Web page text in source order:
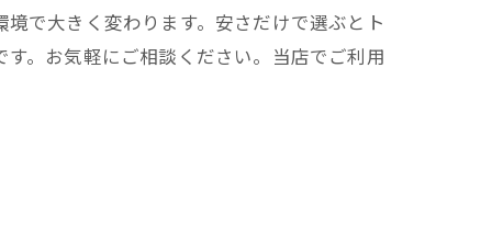
で大きく変わります。安さだけで選ぶとト
。お気軽にご相談ください。当店でご利用